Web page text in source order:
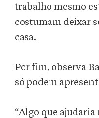
trabalho mesmo
costumam deixar
casa.
Por fim, observa
só podem
“Algo que ajudaria